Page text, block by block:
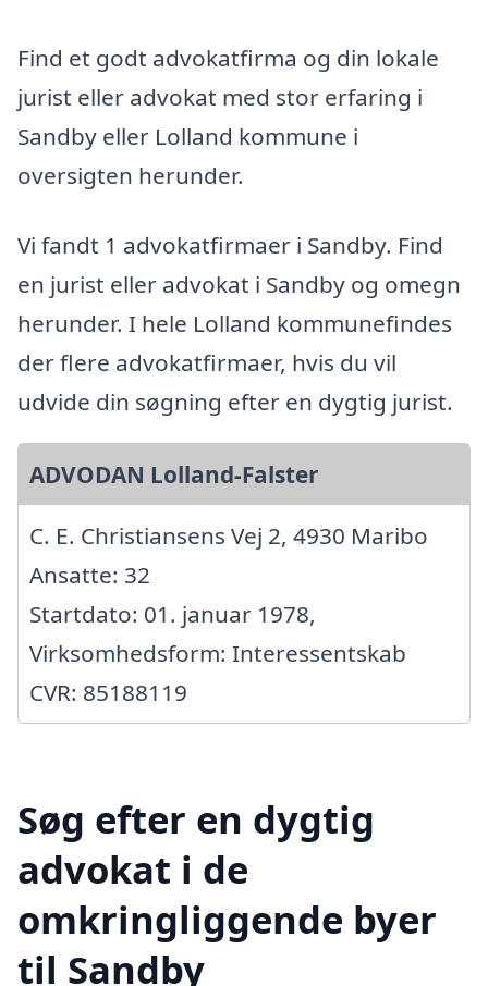
Find et godt advokatfirma og din lokale
jurist eller advokat med stor erfaring i
Sandby eller Lolland kommune i
oversigten herunder.
Vi fandt 1 advokatfirmaer i Sandby. Find
en jurist eller advokat i Sandby og omegn
herunder. I hele Lolland kommunefindes
der flere advokatfirmaer, hvis du vil
udvide din søgning efter en dygtig jurist.
ADVODAN Lolland-Falster
C. E. Christiansens Vej 2, 4930 Maribo
Ansatte: 32
Startdato: 01. januar 1978,
Virksomhedsform: Interessentskab
CVR: 85188119
Søg efter en dygtig
advokat i de
omkringliggende byer
til Sandby